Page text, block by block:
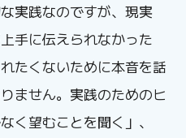
実践なのですが、現実
手に伝えられなかった
たくないために本音を話
ません。実践のためのヒ
く望むことを聞く」、